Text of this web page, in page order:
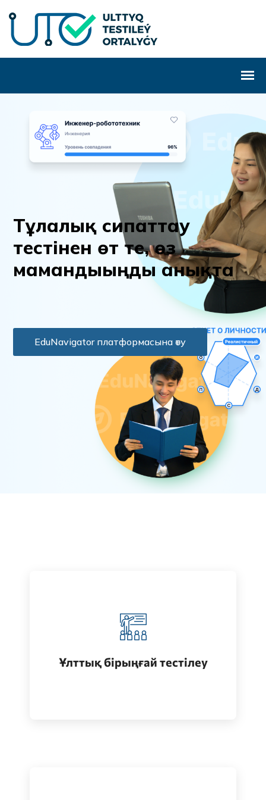
Тұлалық сипаттау
тестінен өт те, өз
мамандыыңды анықта
EduNavigator платформасына өту
Ұлттық бірыңғай тестілеу
Қазақстанда жоғары білім алу
(бакалавриат)
Өту